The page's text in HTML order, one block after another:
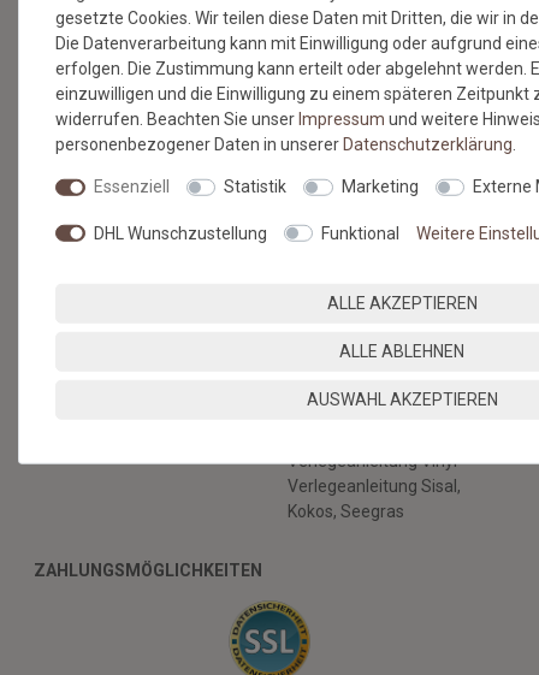
Versandkosten
Zahlungsmethoden & Sicherheit
Kontaktformular
Hilfe
RECHTLICHES
Datenschutz
BODENBELÄGE SELBST
VERLEGEN
Verlegeanleitung
Verlegeanleitung Vinyl
Verlegeanleitung Sisal,
Kokos, Seegras
ZAHLUNGSMÖGLICHKEITEN
gesetzte Cookies. Wir teilen diese Daten mit Dritten, die wir in
Die Datenverarbeitung kann mit Einwilligung oder aufgrund
erfolgen. Die Zustimmung kann erteilt oder abgelehnt werden.
einzuwilligen und die Einwilligung zu einem späteren Zeitpunkt
widerrufen. Beachten Sie unser Impressum und weitere
personenbezogener Daten in unserer Daten­schutz­erklärung
Essenziell Statistik Marketing Externe
DHL Wunschzustellung Funktional Weitere
ALLE AKZEPTIEREN
ALLE ABLEHNEN
AUSWAHL AKZEPTIEREN